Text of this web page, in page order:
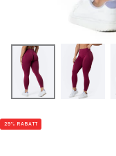
29% RABATT